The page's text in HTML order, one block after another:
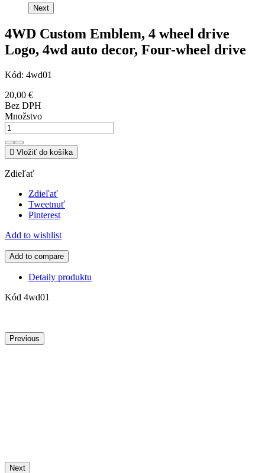
Next
4WD Custom Emblem, 4 wheel drive
Logo, 4wd auto decor, Four-wheel drive
Kód: 4wd01
20,00 €
Bez DPH
Množstvo
 Vložiť do košíka
Zdieľať
Zdieľať
Tweetnuť
Pinterest
Add to wishlist
Add to compare
Detaily produktu
Kód 4wd01
Previous
Next